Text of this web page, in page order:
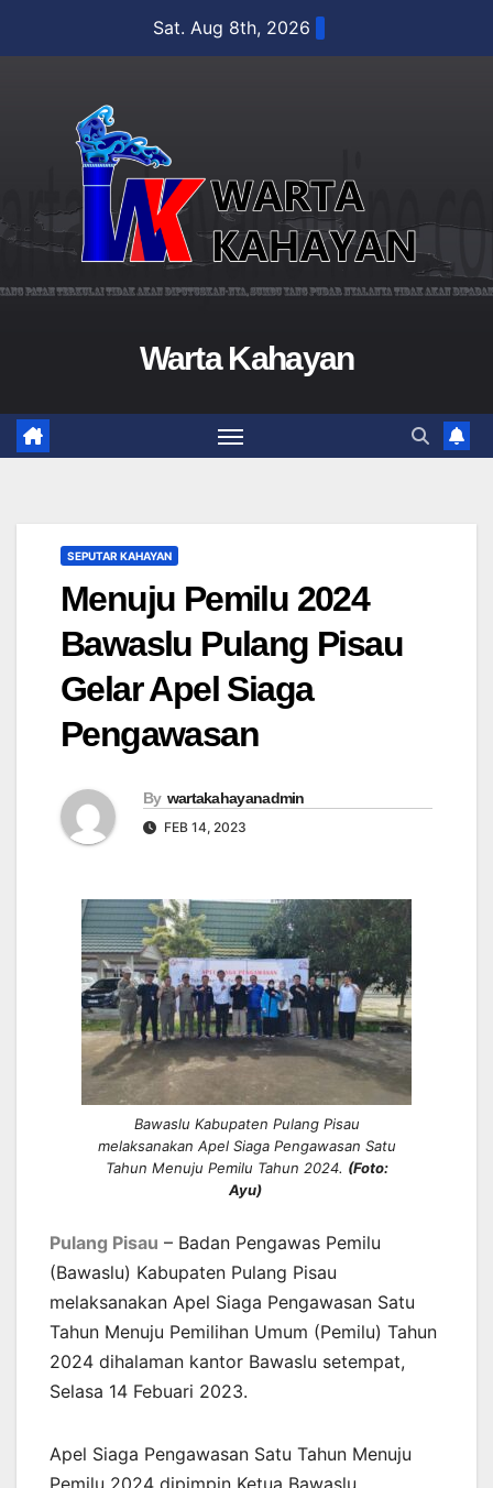
Sat. Aug 8th, 2026
Warta Kahayan
SEPUTAR KAHAYAN
Menuju Pemilu 2024
Bawaslu Pulang Pisau
Gelar Apel Siaga
Pengawasan
By wartakahayanadmin
FEB 14, 2023
Bawaslu Kabupaten Pulang Pisau
melaksanakan Apel Siaga Pengawasan Satu
Tahun Menuju Pemilu Tahun 2024. (Foto:
Ayu)
Pulang Pisau – Badan Pengawas Pemilu
(Bawaslu) Kabupaten Pulang Pisau
melaksanakan Apel Siaga Pengawasan Satu
Tahun Menuju Pemilihan Umum (Pemilu) Tahun
2024 dihalaman kantor Bawaslu setempat,
Selasa 14 Febuari 2023.
Apel Siaga Pengawasan Satu Tahun Menuju